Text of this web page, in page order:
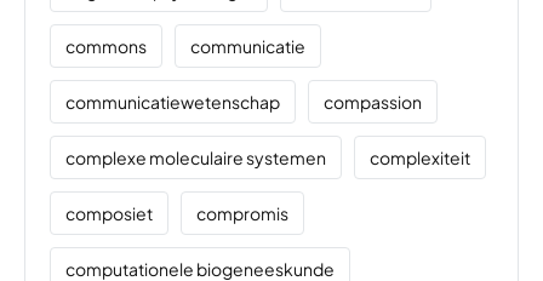
commons communicatie
communicatiewetenschap compassion
complexe moleculaire systemen complexiteit
composiet compromis
computationele biogeneeskunde